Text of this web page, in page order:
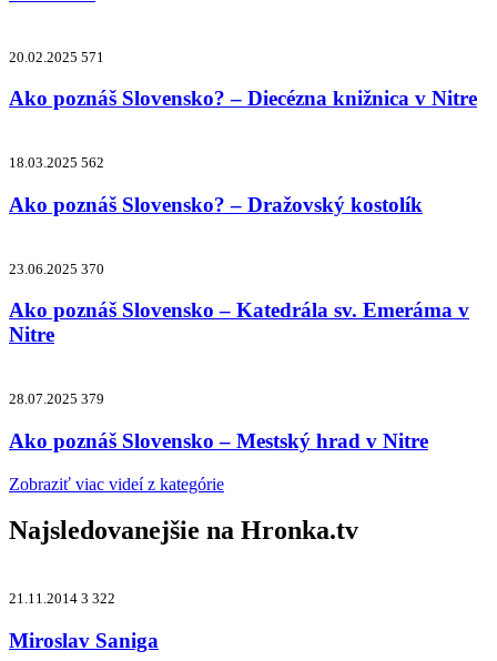
20.02.2025 571
Ako poznáš Slovensko? – Diecézna knižnica v Nitre
18.03.2025 562
Ako poznáš Slovensko? – Dražovský kostolík
23.06.2025 370
Ako poznáš Slovensko – Katedrála sv. Emeráma v
Nitre
28.07.2025 379
Ako poznáš Slovensko – Mestský hrad v Nitre
Zobraziť viac videí z kategórie
Najsledovanejšie na Hronka.tv
21.11.2014 3 322
Miroslav Saniga